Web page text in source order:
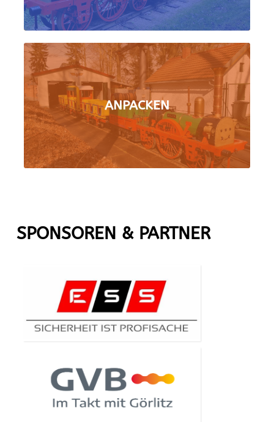
ANPACKEN
SPONSOREN & PARTNER